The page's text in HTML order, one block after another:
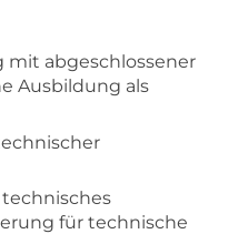
mit abgeschlossener
Ausbildung als
technisches
für technische